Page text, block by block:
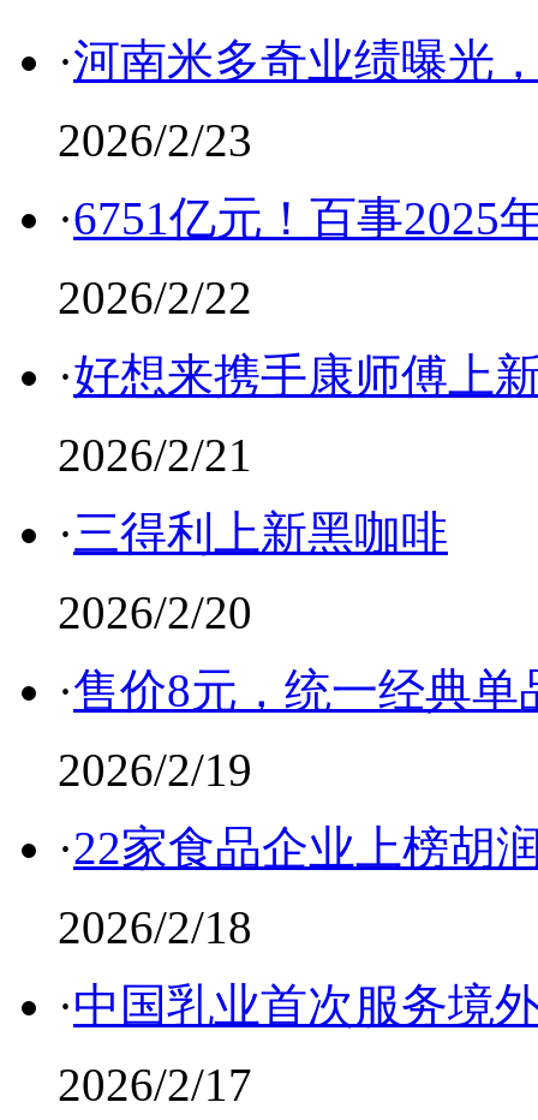
·河南米多奇业绩曝光
2026/2/23
·6751亿元！百事2025
2026/2/22
·好想来携手康师傅上
2026/2/21
·三得利上新黑咖啡
2026/2/20
·售价8元，统一经典单
2026/2/19
·22家食品企业上榜胡
2026/2/18
·中国乳业首次服务境
2026/2/17